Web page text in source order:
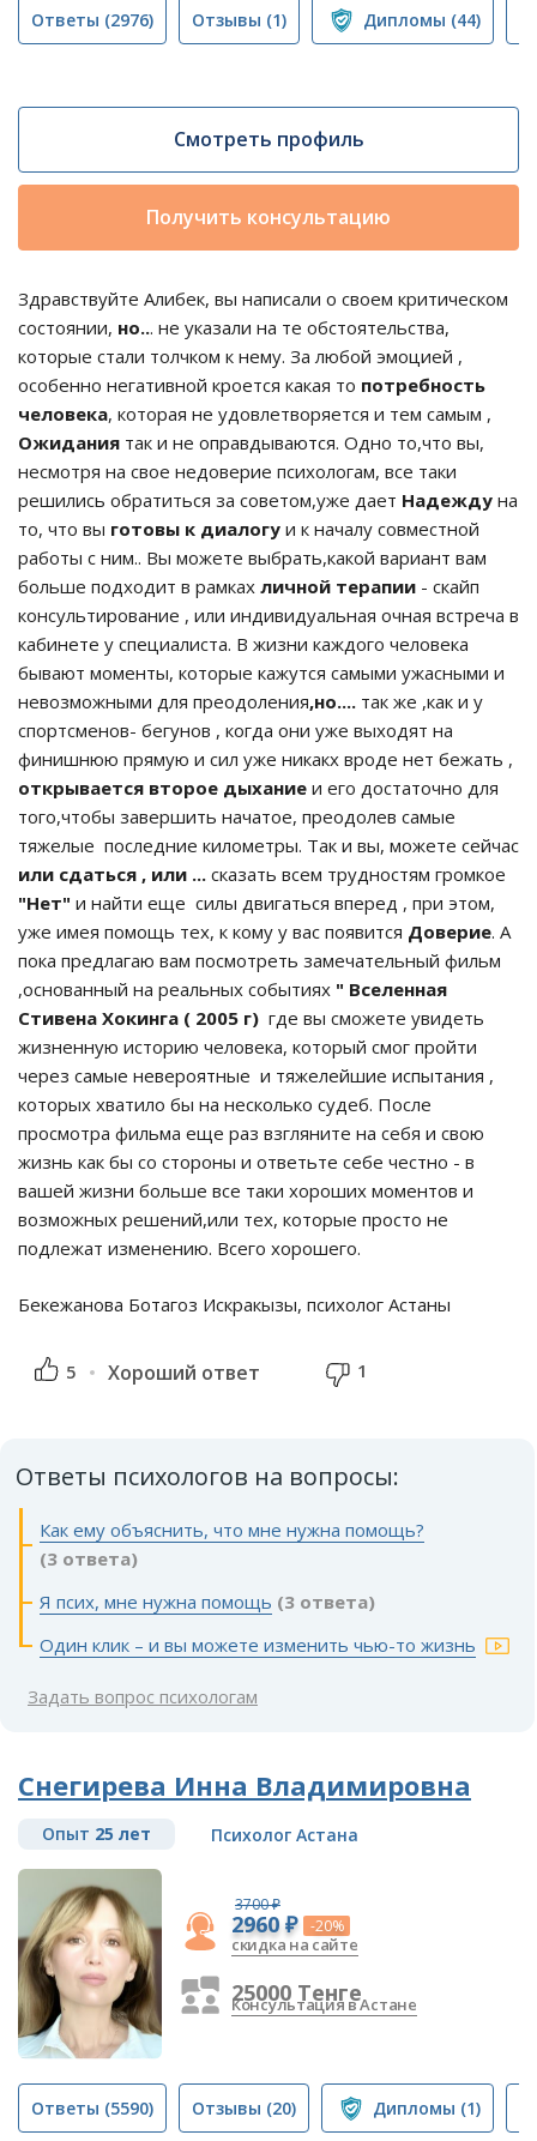
Ответы (2976) Отзывы (1) Дипломы (44)
Смотреть профиль
Получить консультацию
Здравствуйте Алибек, вы написали о своем критическом
состоянии, но... не указали на те обстоятельства,
которые стали толчком к нему. За любой эмоцией ,
особенно негативной кроется какая то потребность
человека, которая не удовлетворяется и тем самым ,
Ожидания так и не оправдываются. Одно то,что вы,
несмотря на свое недоверие психологам, все таки
решились обратиться за советом,уже дает Надежду на
то, что вы готовы к диалогу и к началу совместной
работы с ним.. Вы можете выбрать,какой вариант вам
больше подходит в рамках личной терапии - скайп
консультирование , или индивидуальная очная встреча в
кабинете у специалиста. В жизни каждого человека
бывают моменты, которые кажутся самыми ужасными и
невозможными для преодоления,но.... так же ,как и у
спортсменов- бегунов , когда они уже выходят на
финишнюю прямую и сил уже никакх вроде нет бежать ,
открывается второе дыхание и его достаточно для
того,чтобы завершить начатое, преодолев самые
тяжелые последние километры. Так и вы, можете сейчас
или сдаться , или ... сказать всем трудностям громкое
"Нет" и найти еще силы двигаться вперед , при этом,
уже имея помощь тех, к кому у вас появится Доверие. А
пока предлагаю вам посмотреть замечательный фильм
,основанный на реальных событиях " Вселенная
Стивена Хокинга ( 2005 г) где вы сможете увидеть
жизненную историю человека, который смог пройти
через самые невероятные и тяжелейшие испытания ,
которых хватило бы на несколько судеб. После
просмотра фильма еще раз взгляните на себя и свою
жизнь как бы со стороны и ответьте себе честно - в
вашей жизни больше все таки хороших моментов и
возможных решений,или тех, которые просто не
подлежат изменению. Всего хорошего.
Бекежанова Ботагоз Искракызы, психолог Астаны
5 Хороший ответ 1
Ответы психологов на вопросы:
Как ему объяснить, что мне нужна помощь?
(3 ответа)
Я псих, мне нужна помощь (3 ответа)
Один клик – и вы можете изменить чью-то жизнь
Задать вопрос психологам
Снегирева Инна Владимировна
Опыт 25 лет Психолог Астана
3700 ₽
2960 ₽ -20%
скидка на сайте
25000 Тенге
Консультация в Астане
Ответы (5590) Отзывы (20) Дипломы (1)